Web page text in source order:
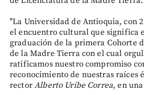
"La Universidad de Antioquia, con
el encuentro cultural que significa
graduación de la primera Cohorte
de la Madre Tierra con el cual
ratificamos nuestro compromiso
reconocimiento de nuestras raíces
rectorAlberto Uribe Correa, en